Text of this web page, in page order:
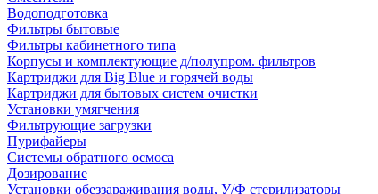
Водоподготовка
Фильтры бытовые
Фильтры кабинетного типа
Корпусы и комплектующие д/полупром. фильтров
Картриджи для Big Blue и горячей воды
Картриджи для бытовых систем очистки
Установки умягчения
Фильтрующие загрузки
Пурифайеры
Системы обратного осмоса
Дозирование
Установки обеззараживания воды, У/Ф стерилизаторы